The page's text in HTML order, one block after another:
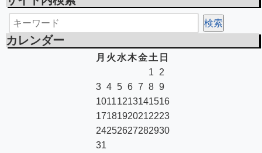
カレンダー
月 火 水木金 土 日
1
2
3 4 5 6 7 8 9
10111213141516
17181920212223
24252627282930
31